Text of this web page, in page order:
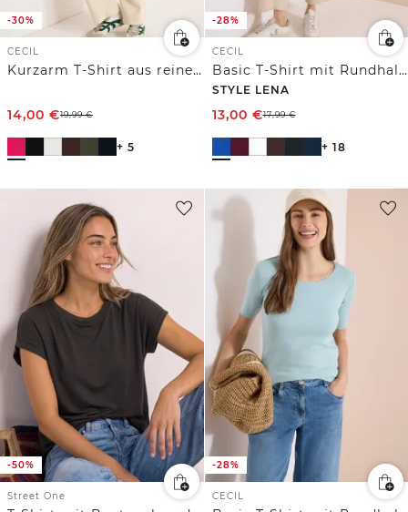
-30%
CECIL
Kurzarm T-Shirt aus reiner Baumwolle
14,00 €19,99€
+ 5
-28%
CECIL
Basic T-Shirt mit Rundhals in Unifarbe
STYLE LENA
13,00 €17,99€
+ 18
-50%
Street One
-28%
CECIL